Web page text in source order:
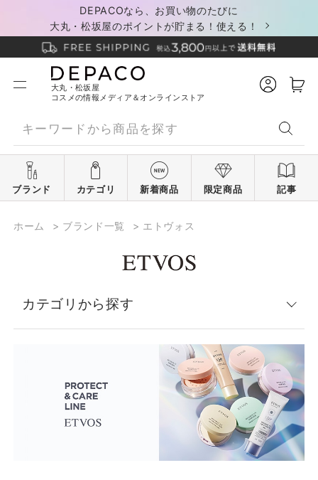
DEPACOなら、お買い物のたびに
大丸・松坂屋のポイントが貯まる！使える！
大丸・松坂屋
コスメの情報メディア＆オンラインストア
ブランド カテゴリ 新着商品 限定商品 記事
ホーム > ブランド一覧 > エトヴォス
カテゴリから探す